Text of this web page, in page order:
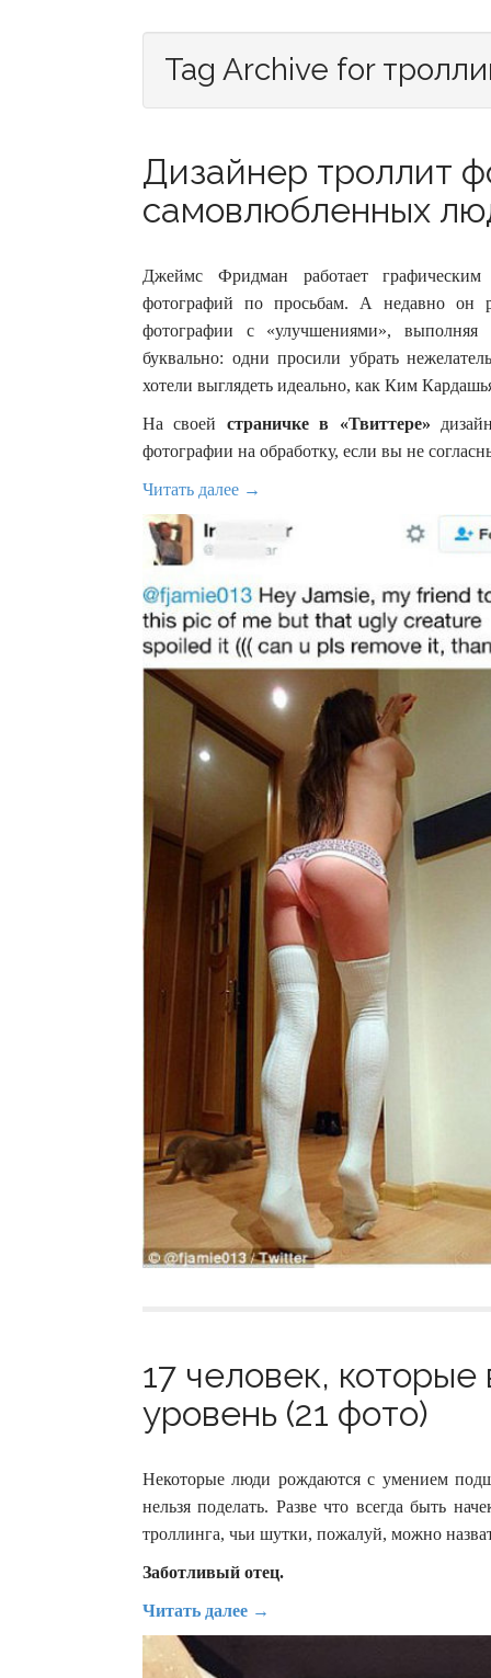
Tag Archive for
Дизайнер троллит
самовлюбленных
Джеймс Фридман работает графическим
фотографий по просьбам. А недавно он
фотографии с «улучшениями»,
буквально: одни просили убрать
хотели выглядеть идеально, как Ким
На своей страничке в «Твиттере»
фотографии на обработку, если вы не
Читать далее →
17 человек,
уровень (21 фото)
Некоторые люди рождаются с умением
нельзя поделать. Разве что всегда быть
троллинга, чьи шутки, пожалуй, можно
Заботливый отец.
Читать далее →